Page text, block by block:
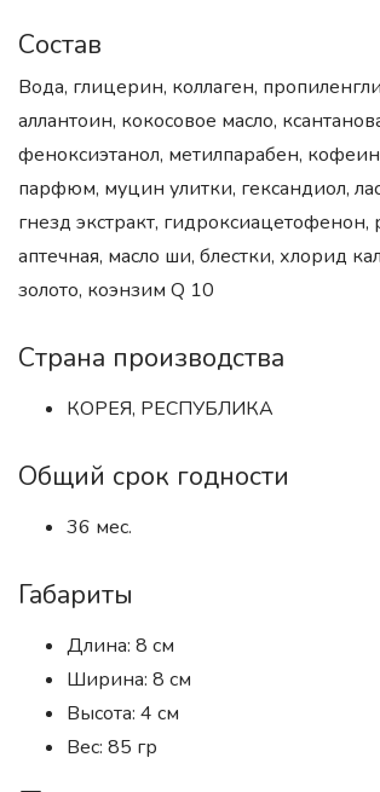
Состав
Вода, глицерин, коллаген,
аллантоин, кокосовое масло,
феноксиэтанол, метилпарабен,
парфюм, муцин улитки, гександиол,
гнезд экстракт, гидроксиацетофенон,
аптечная, масло ши, блестки, хлорид
золото, коэнзим Q 10
Страна производства
КОРЕЯ, РЕСПУБЛИКА
Общий срок годности
36 мес.
Габариты
Длина: 8 см
Ширина: 8 см
Высота: 4 см
Вес: 85 гр